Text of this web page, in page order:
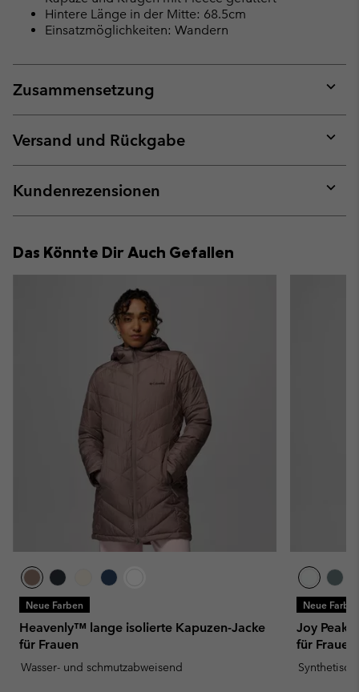
Hintere Länge in der Mitte: 68.5cm
Einsatzmöglichkeiten: Wandern
Zusammensetzung
or
Versand und Rückgabe
or
Kundenrezensionen
or
Das Könnte Dir Auch Gefallen
Neue Farben
Heavenly™ lange isolierte Kapuzen-Jacke
für Frauen
Wasser- und schmutzabweisend
Neue
Joy
für Frauen